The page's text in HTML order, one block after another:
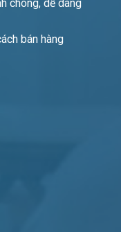
chóng, dễ dàng
bán hàng